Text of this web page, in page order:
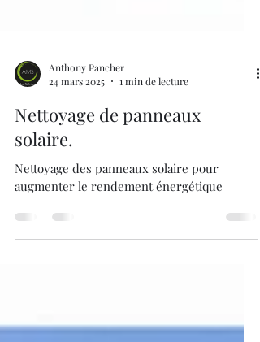
Anthony Pancher
24 mars 2025
1 min de lecture
Nettoyage de panneaux
solaire.
Nettoyage des panneaux solaire pour